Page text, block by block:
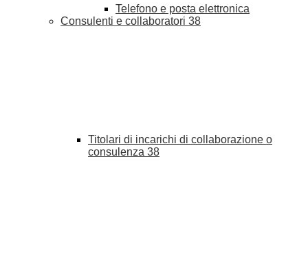
Telefono e posta elettronica
Consulenti e collaboratori 38
Titolari di incarichi di collaborazione o
consulenza 38